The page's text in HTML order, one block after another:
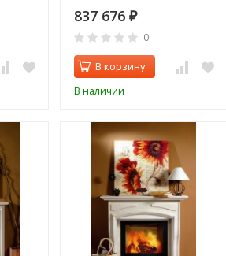
837 676₽
0
В корзину
В наличии